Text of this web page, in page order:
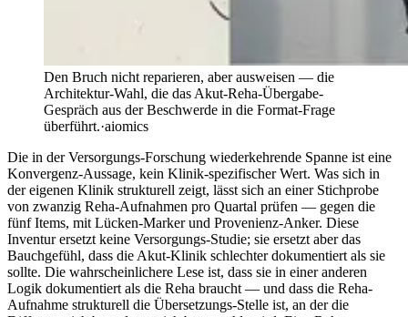
Den Bruch nicht reparieren, aber ausweisen — die
Architektur-Wahl, die das Akut-Reha-Übergabe-
Gespräch aus der Beschwerde in die Format-Frage
überführt.·aiomics
Die in der Versorgungs-Forschung wiederkehrende Spanne ist eine
Konvergenz-Aussage, kein Klinik-spezifischer Wert. Was sich in
der eigenen Klinik strukturell zeigt, lässt sich an einer Stichprobe
von zwanzig Reha-Aufnahmen pro Quartal prüfen — gegen die
fünf Items, mit Lücken-Marker und Provenienz-Anker. Diese
Inventur ersetzt keine Versorgungs-Studie; sie ersetzt aber das
Bauchgefühl, dass die Akut-Klinik schlechter dokumentiert als sie
sollte. Die wahrscheinlichere Lese ist, dass sie in einer anderen
Logik dokumentiert als die Reha braucht — und dass die Reha-
Aufnahme strukturell die Übersetzungs-Stelle ist, an der die